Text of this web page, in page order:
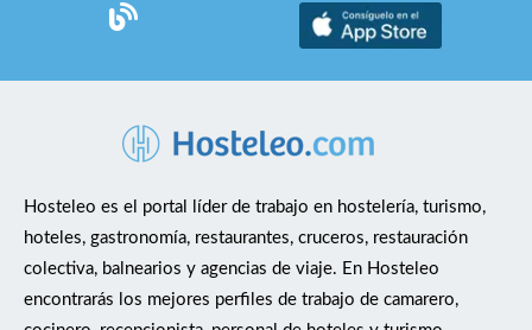
de trabajo que evite los .Encargarse del pedido de los
ingredientes necesarios para la preparación de los platos de su
aprendices que tenga a su cargo.Colaborar con otros
responsables del restaurante en la contratación del personal
experiencia en hostelería en restaurante de lujo o similar.
Imprescindible titulación de hostelería. Además de los requisitos
mencionados anteriormente, durante el proceso de selección se
valorarán las siguientes capacidades y aptitudes: Adaptación y
Hosteleo es el portal líder de trabajo en hostelería, turismo,
hoteles, gastronomía, restaurantes, cruceros, restauración
colectiva, balnearios y agencias de viaje. En Hosteleo
encontrarás los mejores perfiles de trabajo de camarero,